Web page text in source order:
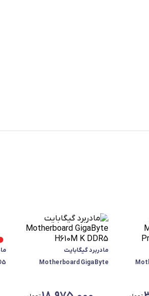
مادربرد گیگابایت
Motherboard GigaByte